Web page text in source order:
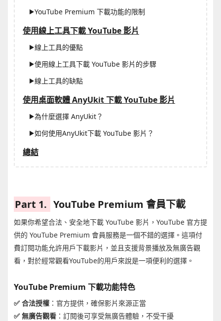
YouTube Premium 下載功能的限制
使用線上工具下載 YouTube 影片
線上工具的優點
使用線上工具下載 YouTube 影片的步驟
線上工具的缺點
使用桌面軟體 AnyUkit 下載 YouTube 影片
為什麼選擇 AnyUkit？
如何使用AnyUkit下載 YouTube 影片？
總結
Part 1. YouTube Premium 會員下載
如果你希望合法、安全地下載 YouTube 影片，YouTube 官方提
供的 YouTube Premium 會員服務是一個不錯的選擇。這項付
費訂閱功能允許用戶下載影片，並且支援背景播放及無廣告觀
看，對於經常觀看YouTube的用戶來說是一項便利的選擇。
YouTube Premium 下載功能特色
✅ 合法授權 ：官方提供，確保影片來源正當
✅ 無廣告觀看 ：訂閱後可享受無廣告體驗，不受干擾